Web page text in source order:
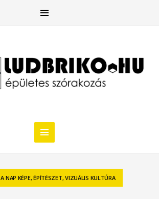
A NAP KÉPE,ÉPÍTÉSZET,VIZUÁLIS KULTÚRA